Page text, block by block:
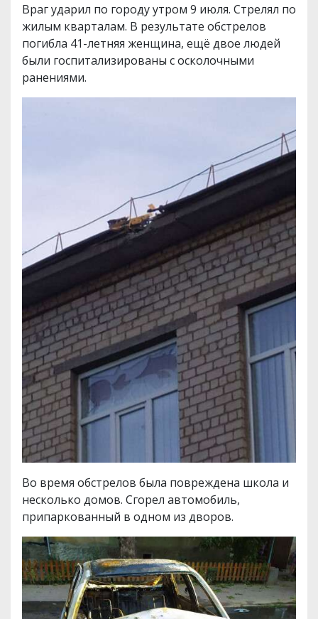
Враг ударил по городу утром 9 июля. Стрелял по
жилым кварталам. В результате обстрелов
погибла 41-летняя женщина, ещё двое людей
были госпитализированы с осколочными
ранениями.
Во время обстрелов была повреждена школа и
несколько домов. Сгорел автомобиль,
припаркованный в одном из дворов.